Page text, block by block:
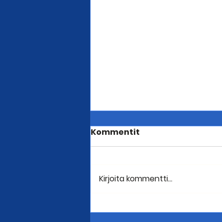
Lähes sata ajoi Seutulan
Kommentit
Kirjoita kommentti...